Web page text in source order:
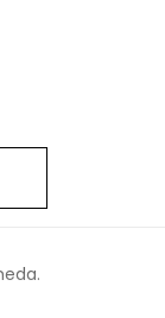
31.95€.
26.95€.